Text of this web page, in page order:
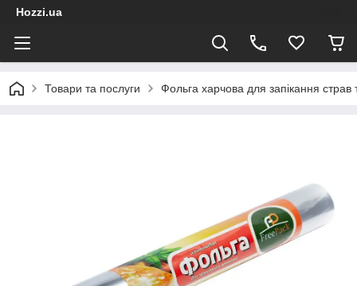
Hozzi.ua
Товари та послуги Фольга харчова для запікання страв